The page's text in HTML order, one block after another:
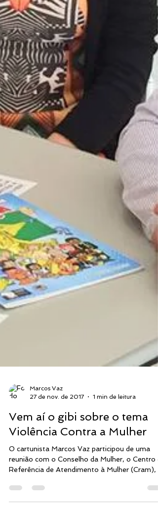
27 de nov. de 2017
1 min de leitura
Vem aí o gibi sobre o tema
Violência Contra a Mulher
O cartunista Marcos Vaz participou de uma
Referência de Atendimento à Mulher (Cram),